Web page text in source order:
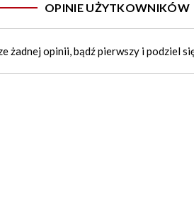
OPINIE UŻYTKOWNIKÓW
żadnej opinii, bądź pierwszy i podziel